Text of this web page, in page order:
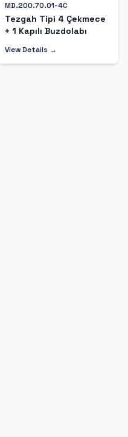
MD.200.70.01-4C
Tezgah Tipi 4 Çekmece
+ 1 Kapılı Buzdolabı
View Details →